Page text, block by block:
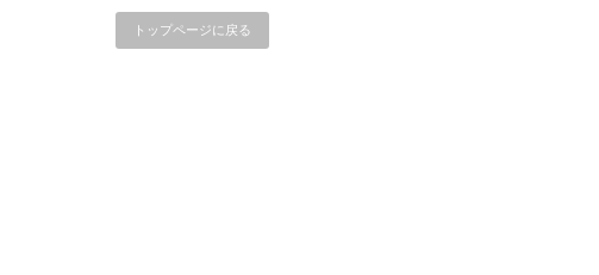
トップページに戻る